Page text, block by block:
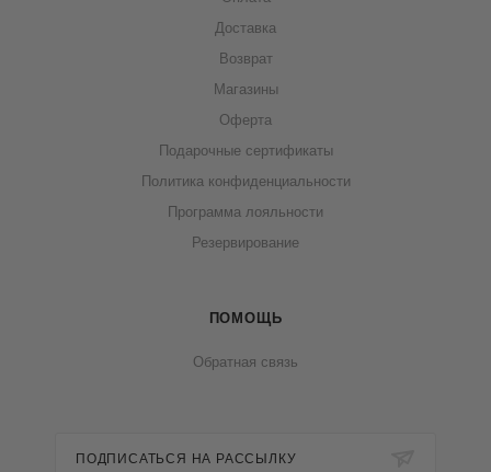
Доставка
Возврат
Магазины
Оферта
Подарочные сертификаты
Политика конфиденциальности
Программа лояльности
Резервирование
ПОМОЩЬ
Обратная связь
ПОДПИСАТЬСЯ НА РАССЫЛКУ